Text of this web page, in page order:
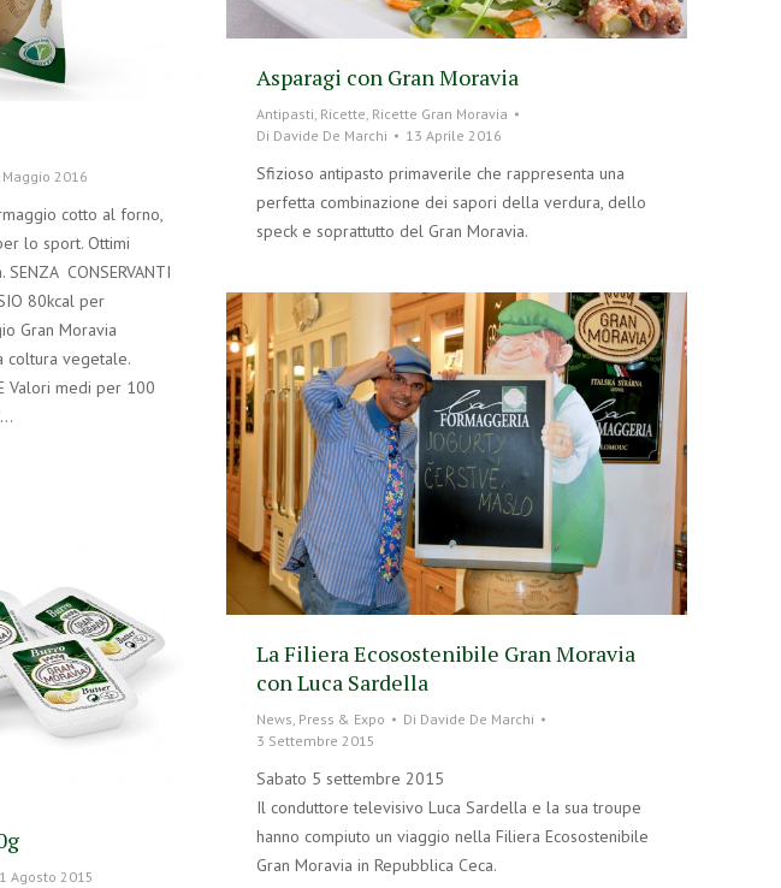
Maggio 2016
cotto al forno,
lo sport. Ottimi
CONSERVANTI
80kcal per
Gran Moravia
coltura vegetale.
Valori medi per 100
Asparagi con Gran Moravia
Antipasti Ricette Ricette Gran Moravia
Di Davide De Marchi 13 Aprile 2016
Sfizioso antipasto primaverile che rappresenta una
perfetta combinazione dei sapori della verdura, dello
speck e soprattutto del Gran Moravia.
La Filiera Ecosostenibile Gran Moravia
con Luca Sardella
News, Press & Expo Di Davide De Marchi
3 Settembre 2015
Sabato 5 settembre 2015
Il conduttore televisivo Luca Sardella e la sua troupe
hanno compiuto un viaggio nella Filiera Ecosostenibile
Gran Moravia in Repubblica Ceca.
Agosto 2015